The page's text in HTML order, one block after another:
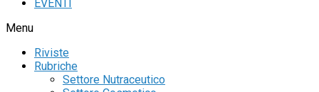
EVENTI
Menu
Riviste
Rubriche
Settore Nutraceutico